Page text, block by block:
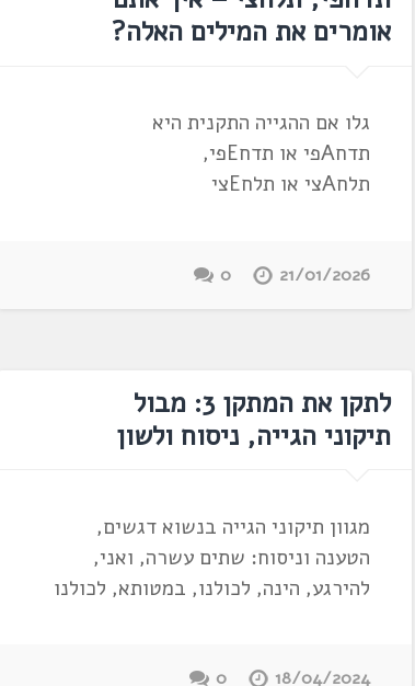
אומרים את המילים האלה?
גלו אם ההגייה התקנית היא
תדחAפי או תדחEפי,
תלחAצי או תלחEצי
21/01/2026
0
לתקן את המתקן 3: מבול
תיקוני הגייה, ניסוח ולשון
מגוון תיקוני הגייה בנשוא דגשים,
הטענה וניסוח: שתים עשרה, ואני,
להירגע, הינה, לכולנו, במטותא, לכולנו
18/04/2024
0